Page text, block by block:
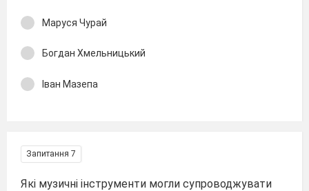
Маруся Чурай
Богдан Хмельницький
Іван Мазепа
Запитання 7
Які музичні інструменти могли супроводжувати